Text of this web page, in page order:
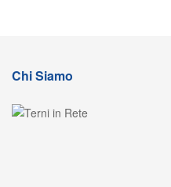
Chi Siamo